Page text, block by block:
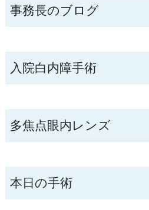
事務長のブログ
入院白内障手術
多焦点眼内レンズ
本日の手術